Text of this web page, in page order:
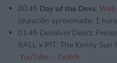
00:45 Day of the Devs:
(duración aproximada: 1
01:45 Devolver Direct:
BALL x PIT: The Kenny Sun
YouTube
Twitch